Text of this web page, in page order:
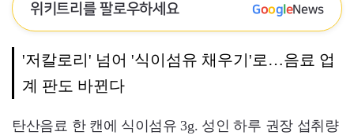
위키트리를 팔로우하세요 GoogleNews
'저칼로리' 넘어 '식이섬유 채우기'로…음료 업
계 판도 바뀐다
탄산음료 한 캔에 식이섬유 3g. 성인 하루 권장 섭취량